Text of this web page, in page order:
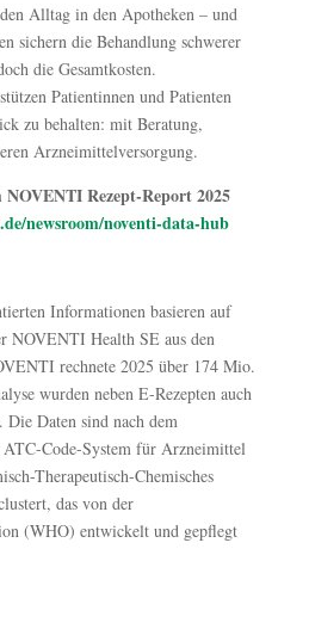
Alltag in den Apotheken – und
sichern die Behandlung schwerer
die Gesamtkosten.
Patientinnen und Patienten
zu behalten: mit Beratung,
Arzneimittelversorgung.
Rezept-Report 2025
newsroom/noventi-data-hub
Informationen basieren auf
NOVENTI Health SE aus den
rechnete 2025 über 174 Mio.
wurden neben E-Rezepten auch
Die Daten sind nach dem
Code-System für Arzneimittel
Therapeutisch-Chemisches
das von der
(WHO) entwickelt und gepflegt